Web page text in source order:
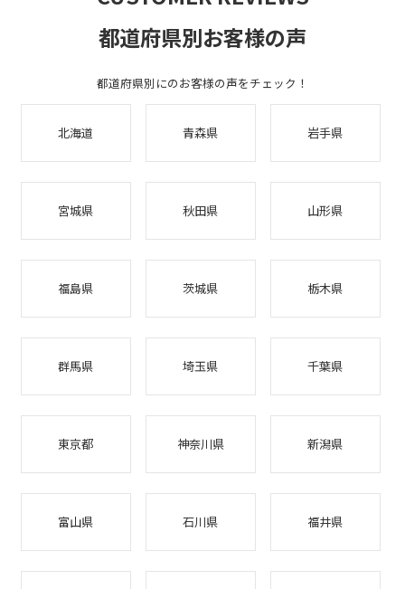
都道府県別お客様の声
都道府県別にのお客様の声をチェック！
北海道 青森県 岩手県
宮城県 秋田県 山形県
福島県 茨城県 栃木県
群馬県 埼玉県 千葉県
東京都 神奈川県 新潟県
富山県 石川県 福井県